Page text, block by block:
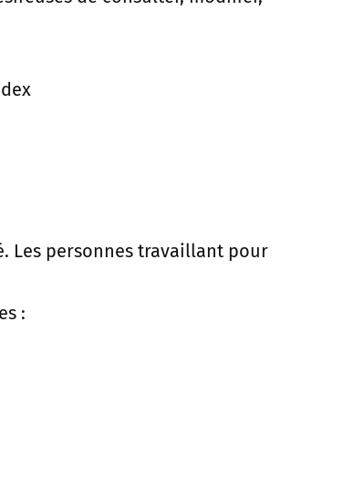
Les personnes travaillant pour
: